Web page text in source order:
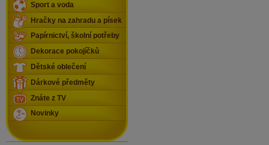
Sport a voda
Hračky na zahradu a písek
Papírnictví, školní potřeby
Dekorace pokojíčků
Dětské oblečení
Dárkové předměty
Znáte z TV
Novinky